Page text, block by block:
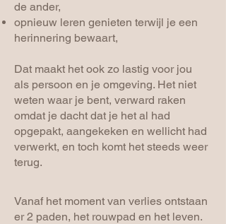
de ander,
opnieuw leren genieten terwijl je een
herinnering bewaart,
Dat maakt het ook zo lastig voor jou
als persoon en je omgeving. Het niet
weten waar je bent, verward raken
omdat je dacht dat je het al had
opgepakt, aangekeken en wellicht had
verwerkt, en toch komt het steeds weer
terug.
Vanaf het moment van verlies ontstaan
er 2 paden, het rouwpad en het leven.